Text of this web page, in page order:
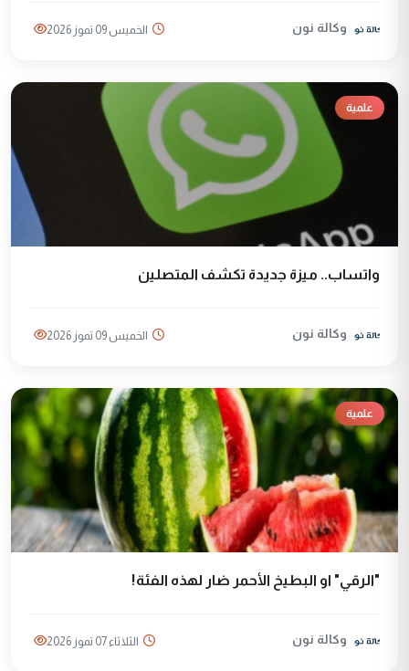
وكالة نون الخميس 09 تموز 2026
علمية
واتساب.. ميزة جديدة تكشف المتصلين
وكالة نون الخميس 09 تموز 2026
علمية
"الرقي" او البطيخ الأحمر ضار لهذه الفئة!
وكالة نون الثلاثاء 07 تموز 2026